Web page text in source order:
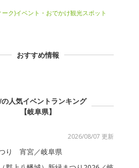
ク)イベント・おでかけ観光スポット
おすすめ情報
の人気イベントランキング
【岐阜県】
2026/08/07 更新
り 宵宮／岐阜県